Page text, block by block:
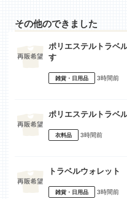
その他のできました
ポリエステルトラベ
す
雑貨・日用品 3時間前
ポリエステルトラベ
衣料品 3時間前
トラベルウォレット
雑貨・日用品 3時間前